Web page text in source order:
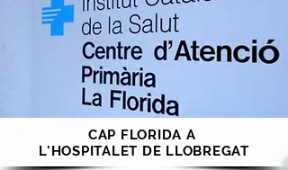
CAP FLORIDA A
L'HOSPITALET DE LLOBREGAT